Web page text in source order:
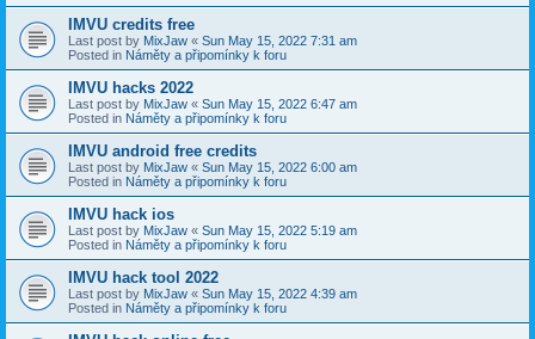
IMVU credits free
Last post by MixJaw « Sun May 15, 2022 7:31 am
Posted in Náměty a připomínky k foru
IMVU hacks 2022
Last post by MixJaw « Sun May 15, 2022 6:47 am
Posted in Náměty a připomínky k foru
IMVU android free credits
Last post by MixJaw « Sun May 15, 2022 6:00 am
Posted in Náměty a připomínky k foru
IMVU hack ios
Last post by MixJaw « Sun May 15, 2022 5:19 am
Posted in Náměty a připomínky k foru
IMVU hack tool 2022
Last post by MixJaw « Sun May 15, 2022 4:39 am
Posted in Náměty a připomínky k foru